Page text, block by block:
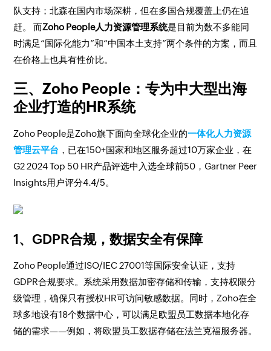
队支持；北森在国内市场深耕，但在多国合规覆盖上仍在追
赶。 而Zoho People人力资源管理系统是目前为数不多能同
时满足“国际化能力”和“中国本土支持”两个条件的方案，而且
在价格上也具有性价比。
三、Zoho People：专为中大型出海
企业打造的HR系统
Zoho People是Zoho旗下面向全球化企业的一体化人力资源
管理云平台 ，已在150+国家和地区服务超过10万家企业，在
G2 2024 Top 50 HR产品评选中入选全球前50，Gartner Peer
Insights用户评分4.4/5。
1、GDPR合规，数据安全有保障
Zoho People通过ISO/IEC 27001等国际安全认证，支持
GDPR合规要求。系统采用数据加密存储和传输，支持权限分
级管理，确保只有授权HR可访问敏感数据。同时，Zoho在全
球多地设有18个数据中心，可以满足欧盟员工数据本地化存
储的需求——例如，将欧盟员工数据存储在法兰克福服务器。